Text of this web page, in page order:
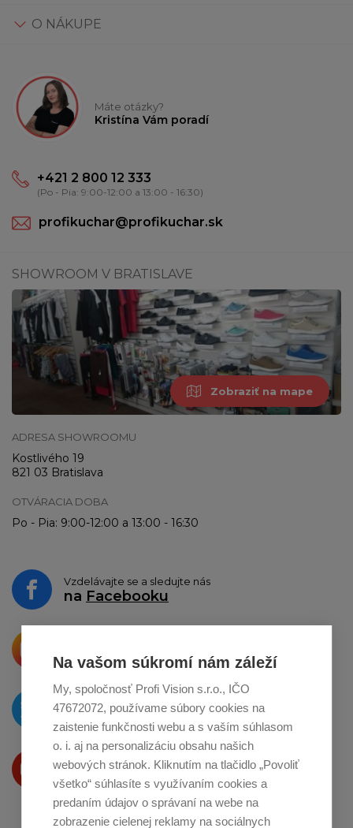
Na vašom súkromí nám záleží
My, spoločnosť Profi Vision s.r.o., IČO
47672072, používame súbory cookies na
zaistenie funkčnosti webu a s vaším súhlasom
o. i. aj na personalizáciu obsahu našich
webových stránok. Kliknutím na tlačidlo „Povoliť
všetko“ súhlasíte s využívaním cookies a
predaním údajov o správaní na webe na
zobrazenie cielenej reklamy na sociálnych
O NÁKUPE
Máte otázky?
Kristína Vám poradí
+421 2 800 12 333
(Po - Pia: 9:00-12:00 a 13:00 - 16:30)
profikuchar@profikuchar.sk
SHOWROOM V BRATISLAVE
Zobraziť na mape
ADRESA SHOWROOMU
Kostlivého 19
821 03 Bratislava
OTVÁRACIA DOBA
Po - Pia: 9:00-12:00 a 13:00 - 16:30
Vzdelávajte se a sledujte nás
na Facebooku
o zdieľanie naInstagrame
O novinkách píšeme
naTwitteri
Produkty Vám predstavujeme
na Youtube